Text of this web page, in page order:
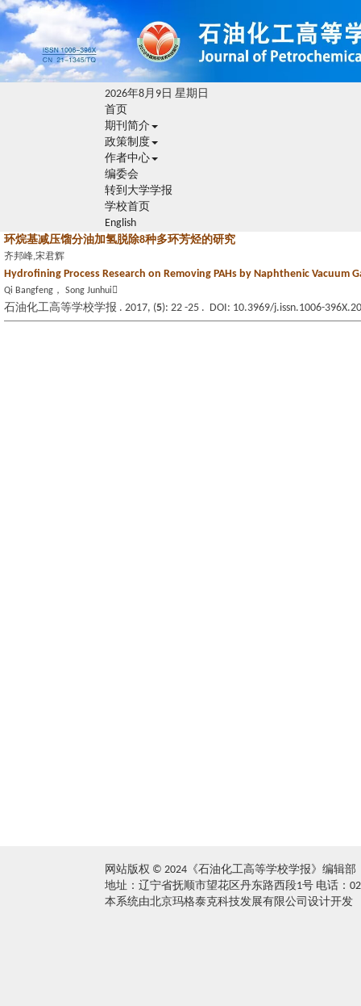
2026年8月9日 星期日
首页
期刊简介
政策制度
作者中心
编委会
转到大学学报
学校首页
English
环烷基减压馏分油加氢脱除8种多环芳烃的研究
齐邦峰,宋君辉
Hydrofining Process Research on Removing PAHs by Naphthenic Vacuum
Qi Bangfeng， Song Junhui
石油化工高等学校学报 . 2017, (5): 22 -25 . DOI: 10.3969/j.issn.1006-
网站版权 © 2024《石油化工高等学校学报》编辑部
地址：辽宁省抚顺市望花区丹东路西段1号 电话：
本系统由北京玛格泰克科技发展有限公司设计开发